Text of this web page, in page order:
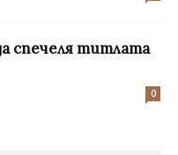
спечеля титлата
0